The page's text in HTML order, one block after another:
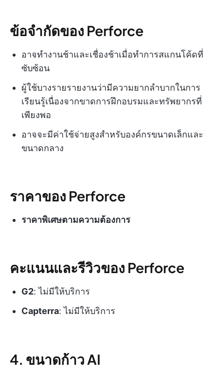
ข้อจำกัดของ Perforce
อาจทำงานช้าและเชื่องช้าเมื่อทำการสแกนโค้ดที่
ซับซ้อน
ผู้ใช้บางรายรายงานว่ามีความยากลำบากในการ
เรียนรู้เนื่องจากขาดการฝึกอบรมและทรัพยากรที่
เพียงพอ
อาจจะมีค่าใช้จ่ายสูงสำหรับองค์กรขนาดเล็กและ
ขนาดกลาง
ราคาของ Perforce
ราคาพิเศษตามความต้องการ
คะแนนและรีวิวของ Perforce
G2: ไม่มีให้บริการ
Capterra: ไม่มีให้บริการ
4. ขนาดก้าว AI